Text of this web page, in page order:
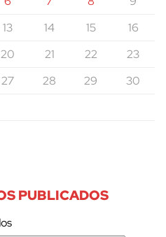
13 14 15
16
20 21 22
23
27 28 29
30
PUBLICADOS